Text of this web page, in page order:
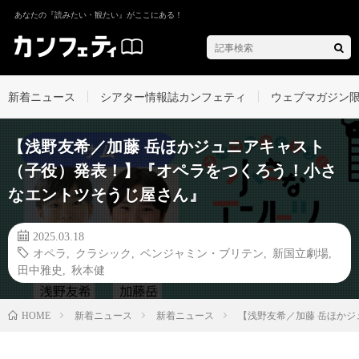
あなたの『読みたい・観たい』がここにある！
新着ニュース シアター情報誌カンフェティ ウェブマガジン
【浅野友希／加藤 岳ほかジュニアキャスト
（子役）発表！】『オペラをつくろう！小さ
なエントツそうじ屋さん』
2025.03.18
オペラ
クラシック ベンジャミン・ブリテン 新国立劇場
田中雅史
秋本健
HOME 新着ニュース 新着ニュース 【浅野友希／加藤 岳ほか